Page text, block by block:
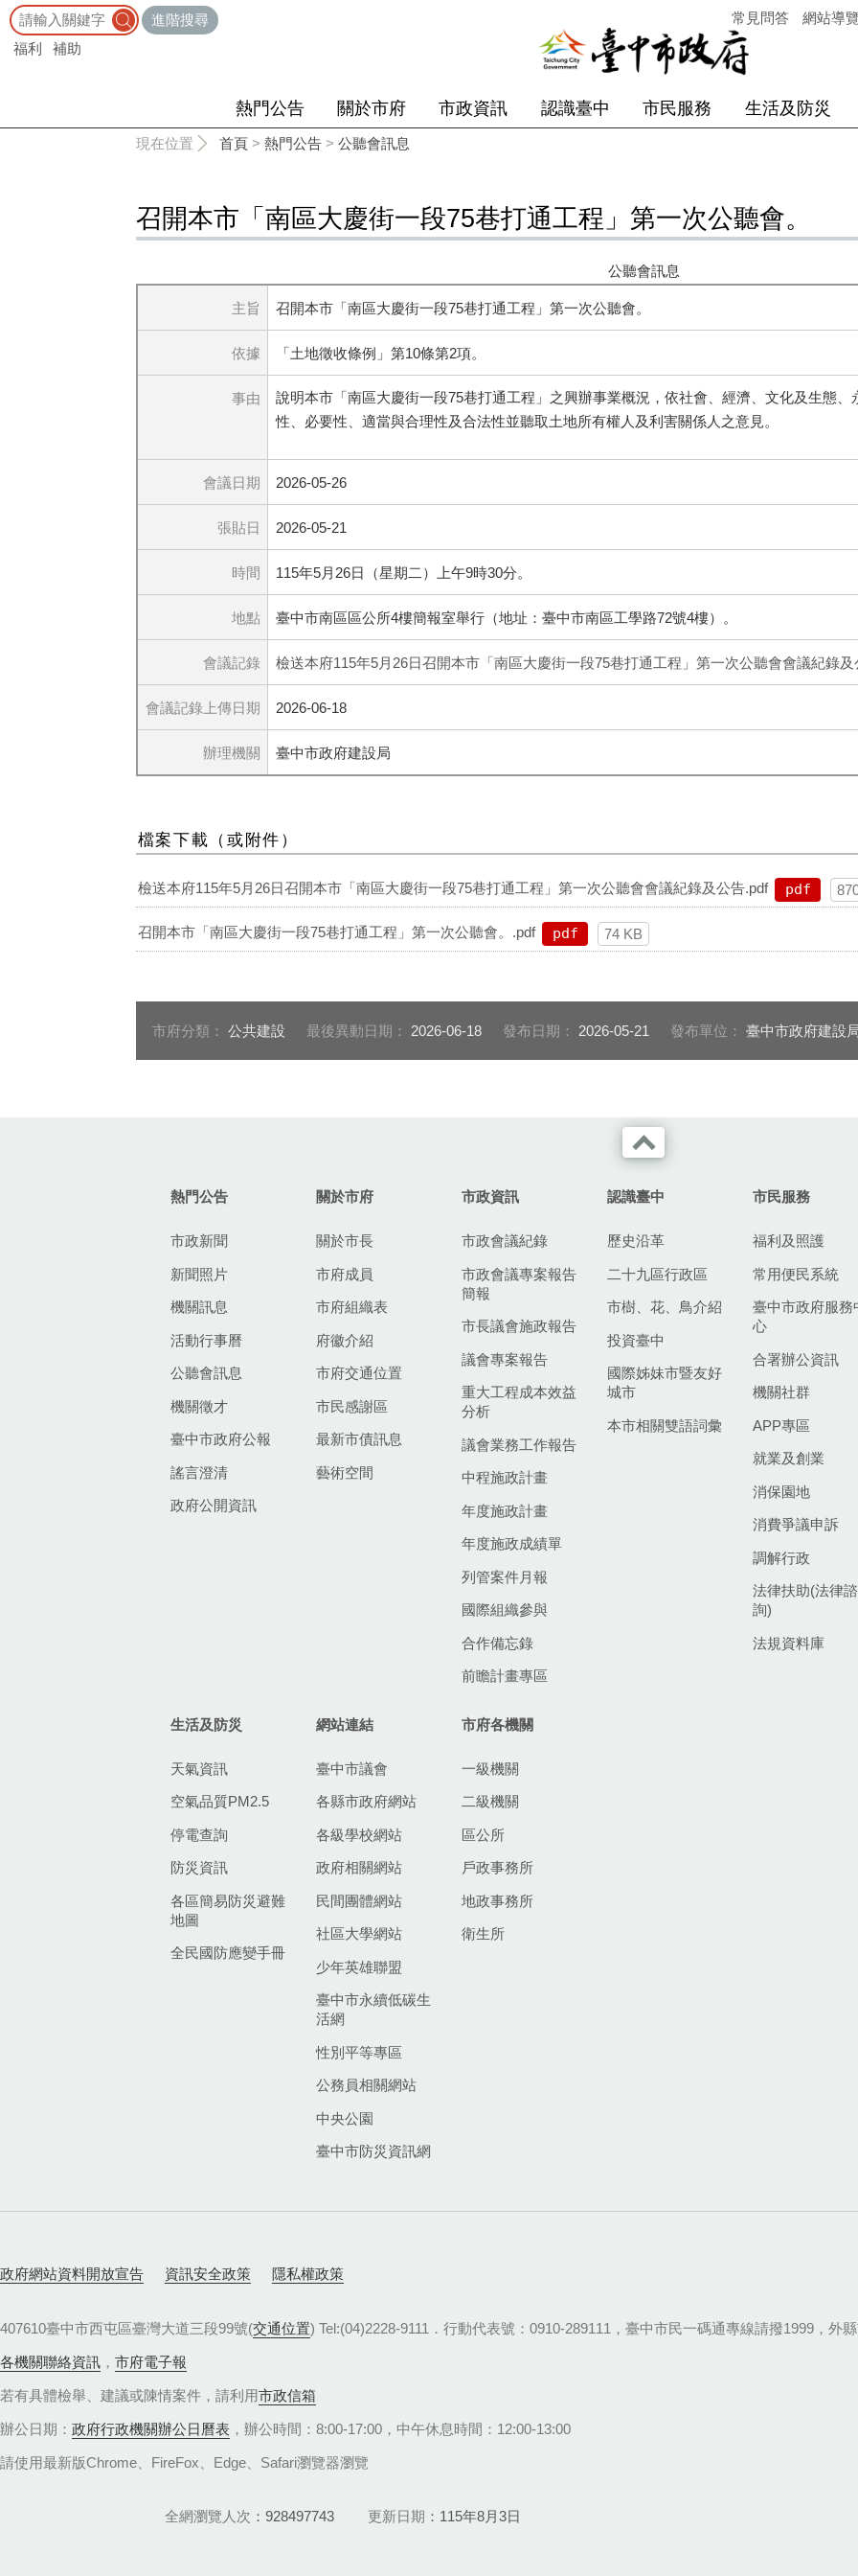
進階搜尋
福利
補助
常見問答 網站導
熱門公告 關於市府 市政資訊 認識臺中 市民服務 生活及防災
現在位置 首頁 > 熱門公告 > 公聽會訊息
召開本市「南區大慶街一段75巷打通工程」第一次公聽會。
公聽會訊息
主旨 召開本市「南區大慶街一段75巷打通工程」第一次公聽會。
依據 「土地徵收條例」第10條第2項。
事由
說明本市「南區大慶街一段75巷打通工程」之興辦事業概況，依社會、經濟、文化及生態
性、必要性、適當與合理性及合法性並聽取土地所有權人及利害關係人之意見。
會議日期 2026-05-26
張貼日 2026-05-21
時間 115年5月26日（星期二）上午9時30分。
地點 臺中市南區區公所4樓簡報室舉行（地址：臺中市南區工學路72號4樓）。
會議記錄 檢送本府115年5月26日召開本市「南區大慶街一段75巷打通工程」第一次公聽會會議紀錄及
會議記錄上傳日期 2026-06-18
辦理機關 臺中市政府建設局
檔案下載（或附件）
檢送本府115年5月26日召開本市「南區大慶街一段75巷打通工程」第一次公聽會會議紀錄及公告.pdf pdf
召開本市「南區大慶街一段75巷打通工程」第一次公聽會。.pdf pdf 74 KB
市府分類： 公共建設 最後異動日期： 2026-06-18 發布日期： 2026-05-21 發布單位： 臺中市政府建設
熱門公告
市政新聞
新聞照片
機關訊息
活動行事曆
公聽會訊息
機關徵才
臺中市政府公報
謠言澄清
政府公開資訊
關於市府
關於市長
市府成員
市府組織表
府徽介紹
市府交通位置
市民感謝區
最新市債訊息
藝術空間
市政資訊
市政會議紀錄
市政會議專案報告
簡報
市長議會施政報告
議會專案報告
重大工程成本效益
分析
議會業務工作報告
中程施政計畫
年度施政計畫
年度施政成績單
列管案件月報
國際組織參與
合作備忘錄
前瞻計畫專區
認識臺中
歷史沿革
二十九區行政區
市樹、花、鳥介紹
投資臺中
國際姊妹市暨友好
城市
本市相關雙語詞彙
市民服務
福利及照護
常用便民系統
臺中市政府服務
心
合署辦公資訊
機關社群
APP專區
就業及創業
消保園地
消費爭議申訴
調解行政
法律扶助(法律諮
詢)
法規資料庫
生活及防災
天氣資訊
空氣品質PM2.5
停電查詢
防災資訊
各區簡易防災避難
地圖
全民國防應變手冊
網站連結
臺中市議會
各縣市政府網站
各級學校網站
政府相關網站
民間團體網站
社區大學網站
少年英雄聯盟
臺中市永續低碳生
活網
性別平等專區
公務員相關網站
中央公園
臺中市防災資訊網
市府各機關
一級機關
二級機關
區公所
戶政事務所
地政事務所
衛生所
政府網站資料開放宣告 資訊安全政策 隱私權政策
407610臺中市西屯區臺灣大道三段99號(交通位置) Tel:(04)2228-9111．行動代表號：0910-289111，臺中市民一碼通專線請撥1999，外
各機關聯絡資訊 ， 市府電子報
若有具體檢舉、建議或陳情案件，請利用市政信箱
辦公日期： 政府行政機關辦公日曆表 ，辦公時間：8:00-17:00，中午休息時間：12:00-13:00
請使用最新版Chrome、FireFox、Edge、Safari瀏覽器瀏覽
全網瀏覽人次 928497743 更新日期 115年8月3日